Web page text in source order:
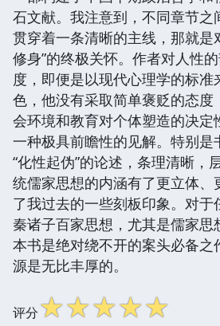
石文献。我注意到，不同章节之
贯穿着一条清晰的主线，那就是
修身”的终极关怀。作者对人性
度，即便是以现代心理学的标
色，他没有采取简单褒贬的态度
会环境和教育对个体塑造的决定
一种极具前瞻性的见解。特别是
“化性起伪”的论述，条理清晰，
统儒家思想的内涵有了更立体、
了我过去的一些刻板印象。对
秦诸子百家思想，尤其是儒家
本书是绝对绕不开的案头必备之
源是无比丰厚的。
评分☆☆☆☆☆